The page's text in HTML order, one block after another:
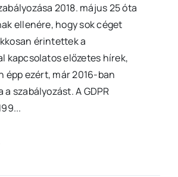
2018. május 25 óta
ellenére, hogy sok céget
érintettek a
kapcsolatos előzetes hírek,
épp ezért, már 2016-ban
szabályozást. A GDPR